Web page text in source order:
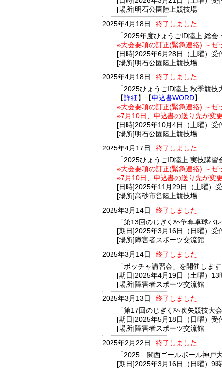
[場所]明石公園陸上競技場
2025年4月18日
終了しました
「2025年度ひょうごID陸上 総
※大会要項の訂正(緊急連絡) ～ゼ
[日時]2025年6月28日（土曜）受
[場所]明石公園陸上競技場
2025年4月18日
終了しました
「2025ひょうごID陸上 秋季競
【詳細】【申込書WORD】
※大会要項の訂正(緊急連絡) ～ゼ
※7月10日、申込書の送り先が変
[日時]2025年10月4日（土曜）受
[場所]明石公園陸上競技場
2025年4月17日
終了しました
「2025ひょうごID陸上 実技講
※大会要項の訂正(緊急連絡) ～ゼ
※7月10日、申込書の送り先が変
[日時]2025年11月29日（土曜）
[場所]高砂市営陸上競技場
2025年3月14日
終了しました
「第13回のじぎく杯争奪卓球バ
[期日]2025年3月16日（日曜）受
[場所]障害者スポーツ交流館
2025年3月14日
終了しました
「ボッチャ講習会」を開催しま
[期日]2025年4月19日（土曜）13
[場所]障害者スポーツ交流館
2025年3月13日
終了しました
「第17回のじぎく杯吹矢競技大
[期日]2025年5月18日（日曜）受
[場所]障害者スポーツ交流館
2025年2月22日
終了しました
「2025 関西ゴールボール神戸
[期日]2025年3月16日（日曜）9